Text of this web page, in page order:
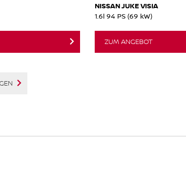
NISSAN JUKE VISIA
1.6l 94 PS (69 kW)
ZUM ANGEBOT